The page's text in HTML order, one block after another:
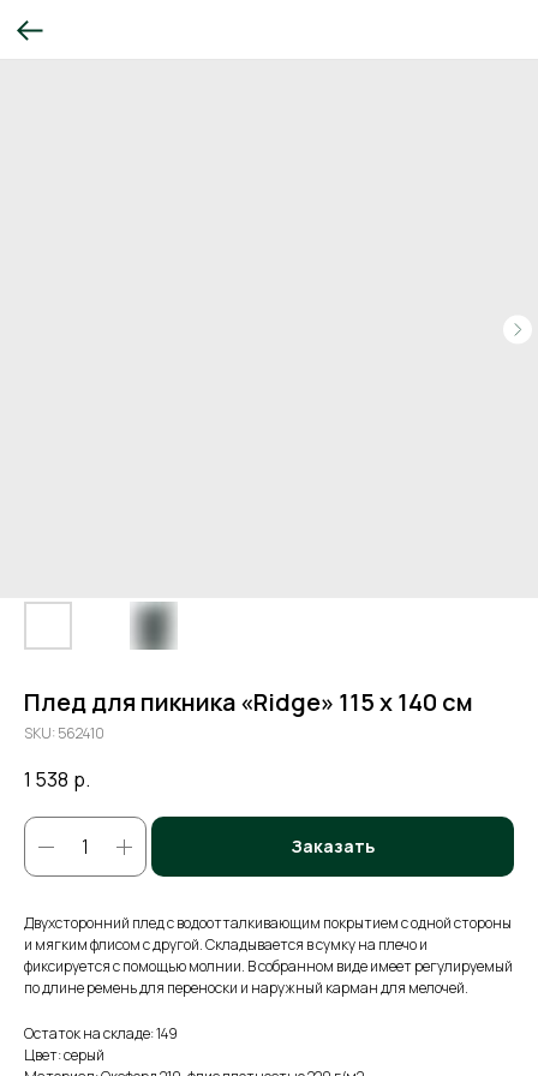
Плед для пикника «Ridge» 115 х 140 см
SKU: 562410
1 538 р.
Заказать
Двухсторонний плед с водоотталкивающим покрытием с одной стороны
и мягким флисом с другой. Складывается в сумку на плечо и
фиксируется с помощью молнии. В собранном виде имеет регулируемый
по длине ремень для переноски и наружный карман для мелочей.
Остаток на складе: 149
Цвет: серый